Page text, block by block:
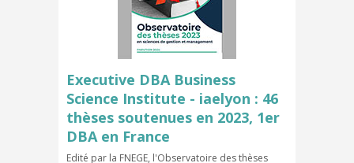
Executive DBA Business
Science Institute - iaelyon : 46
thèses soutenues en 2023, 1er
DBA en France
Edité par la FNEGE, l'Observatoire des thèses